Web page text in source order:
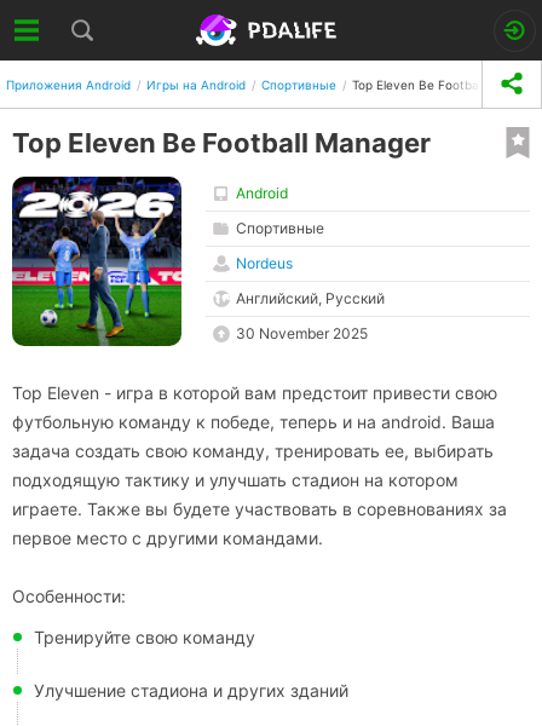
Приложения Android Игры на Android Спортивные Top Eleven Be Football Manager
Top Eleven Be Football Manager
Android
Спортивные
Nordeus
Английский, Русский
30 November 2025
Top Eleven - игра в которой вам предстоит привести свою
футбольную команду к победе, теперь и на аndroid. Ваша
задача создать свою команду, тренировать ее, выбирать
подходящую тактику и улучшать стадион на котором
играете. Также вы будете участвовать в соревнованиях за
первое место с другими командами.
Особенности:
Тренируйте свою команду
Улучшение стадиона и других зданий